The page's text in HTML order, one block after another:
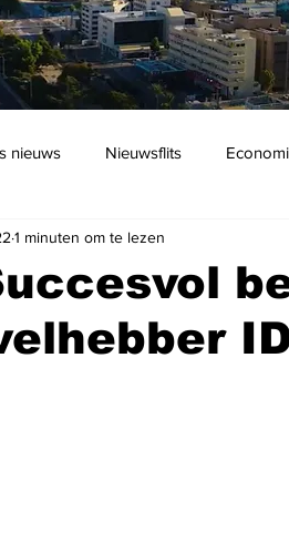
nieuws Nieuwsflits
Podcast
1 minuten om te lezen